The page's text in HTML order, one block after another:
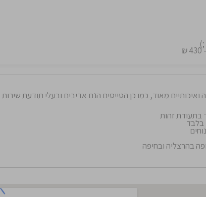
מאוד, כמו כן הטייסים הנם אדיבים ובעלי תודעת שירות
בתעודת זהות
בלבד
בהרצליה ובחיפה